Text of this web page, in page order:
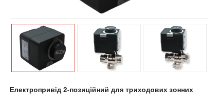
Електропривід 2-позиційний для триходових зонних